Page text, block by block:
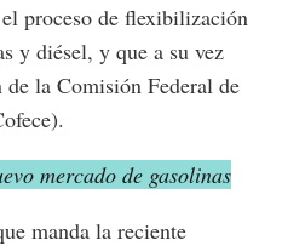
proceso de flexibilización
y diésel, y que a su vez
la Comisión Federal de
mercado de gasolinas
manda la reciente